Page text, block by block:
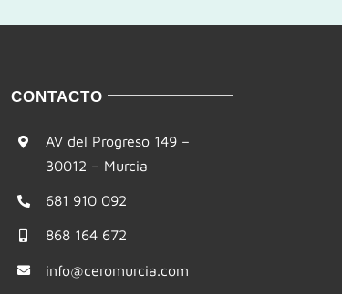
CONTACTO
AV del Progreso 149 –
30012 – Murcia
681 910 092
868 164 672
info@ceromurcia.com